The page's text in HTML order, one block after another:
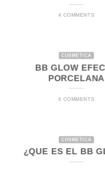
4 COMMENTS
COSMETICA
BB GLOW
PORCELANA
6 COMMENTS
COSMETICA
¿QUE ES EL BB